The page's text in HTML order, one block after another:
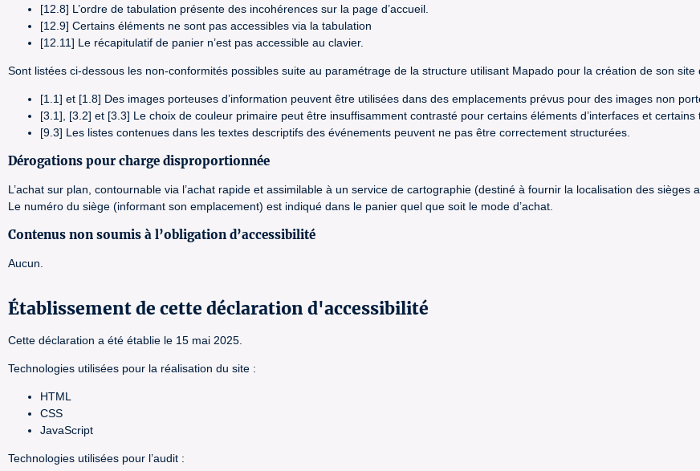
[12.8] L’ordre de tabulation présente des incohérences sur la page d’accueil.
[12.9] Certains éléments ne sont pas accessibles via la tabulation
[12.11] Le récapitulatif de panier n’est pas accessible au clavier.
Sont listées ci-dessous les non-conformités possibles suite au paramétrage de la structure utilisant Mapado pour la création de son
[1.1] et [1.8] Des images porteuses d’information peuvent être utilisées dans des emplacements prévus pour des images non
[3.1], [3.2] et [3.3] Le choix de couleur primaire peut être insuffisamment contrasté pour certains éléments d’interfaces et certains
[9.3] Les listes contenues dans les textes descriptifs des événements peuvent ne pas être correctement structurées.
Dérogations pour charge disproportionnée
L’achat sur plan, contournable via l’achat rapide et assimilable à un service de cartographie (destiné à fournir la localisation des
Le numéro du siège (informant son emplacement) est indiqué dans le panier quel que soit le mode d’achat.
Contenus non soumis à l’obligation d’accessibilité
Aucun.
Établissement de cette déclaration d'accessibilité
Cette déclaration a été établie le 15 mai 2025.
Technologies utilisées pour la réalisation du site :
HTML
CSS
JavaScript
Technologies utilisées pour l’audit :